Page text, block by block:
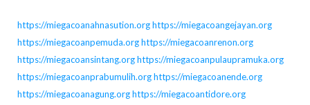
https://miegacoanahnasution.orghttps://miegacoangejayan.org
https://miegacoanpemuda.orghttps://miegacoanrenon.org
https://miegacoansintang.orghttps://miegacoanpulaupramuka.org
https://miegacoanprabumulih.orghttps://miegacoanende.org
https://miegacoanagung.orghttps://miegacoantidore.org